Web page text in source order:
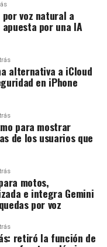
voz natural a
apuesta por una IA
alternativa a iCloud
en iPhone
para mostrar
de los usuarios que
motos,
e integra Gemini
por voz
retiró la función de